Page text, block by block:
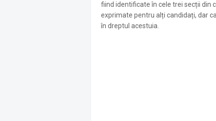
fiind identificate în cele trei secții din
exprimate pentru alți candidați, dar
în dreptul acestuia.